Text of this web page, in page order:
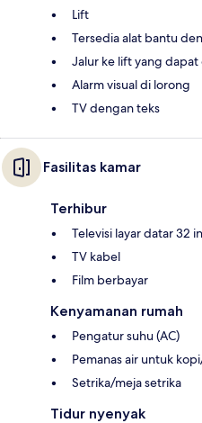
Lift
Tersedia alat bantu
Jalur ke lift yang dapat
Alarm visual di lorong
TV dengan teks
Fasilitas kamar
Terhibur
Televisi layar datar 32
TV kabel
Film berbayar
Kenyamanan rumah
Pengatur suhu (AC)
Pemanas air untuk
Setrika/meja setrika
Tidur nyenyak